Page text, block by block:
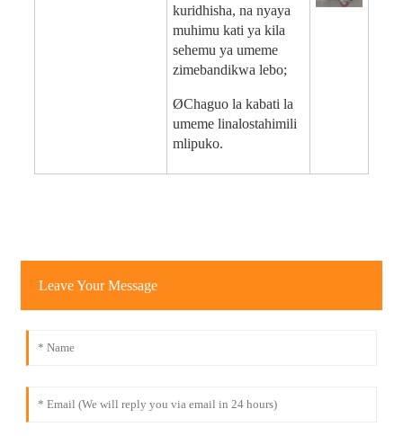
kuridhisha, na nyaya
muhimu kati ya kila
sehemu ya umeme
zimebandikwa lebo;
ØChaguo la kabati la
umeme linalostahimili
mlipuko.
Leave Your Message